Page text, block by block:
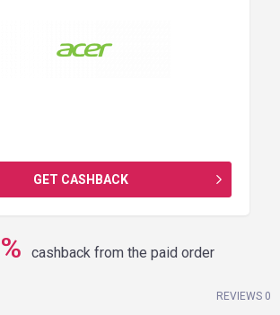
GET CASHBACK
% cashback from the paid order
REVIEWS 0